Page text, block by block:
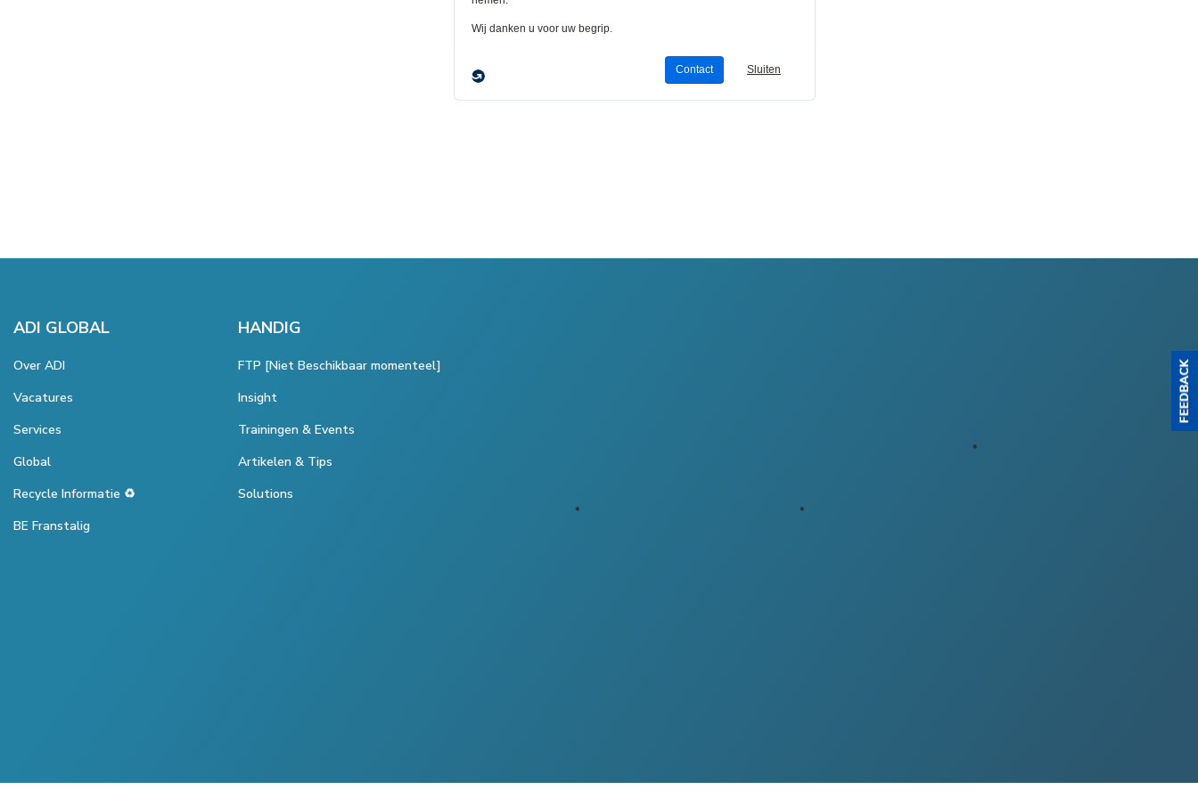
ADI GLOBAL
Over ADI
Vacatures
Services
Global
Recycle Informatie ♻️
BE Franstalig
HANDIG
FTP [Niet Beschikbaar momenteel]
Insight
Trainingen & Events
Artikelen & Tips
Solutions